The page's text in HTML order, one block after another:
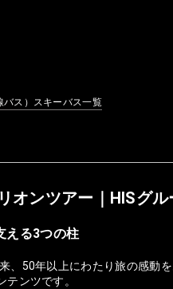
バス）スキーバス一覧
オンツアー｜HISグ
える3つの柱
、50年以上にわたり旅の感動
テンツです。